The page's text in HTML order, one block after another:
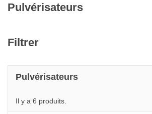
Pulvérisateurs
Filtrer
Pulvérisateurs
Il y a 6 produits.